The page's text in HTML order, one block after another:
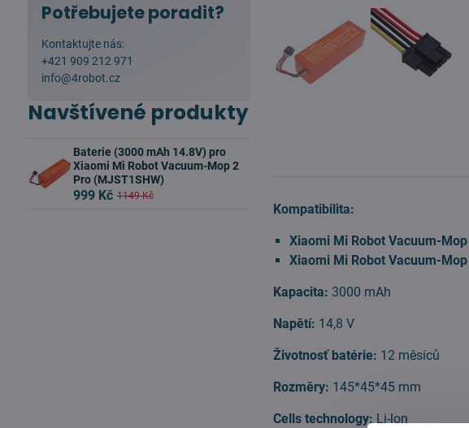
Kompatibilita:
Xiaomi Mi Robot Vacuum-
Xiaomi Mi Robot Vacuum-
Kapacita: 3000 mAh
Napětí: 14,8 V
Životnosť batérie: 12 měsíců
Rozměry: 145*45*45 mm
Cells technology: Li-lon
Potřebujete poradit?
Kontaktujte nás:
+421 909 212 971
info@4robot.cz
Navštívené produkty
Baterie (3000 mAh 14.8V) pro
Xiaomi Mi Robot Vacuum-Mop 2
Pro (MJST1SHW)
999 Kč 1149 Kč